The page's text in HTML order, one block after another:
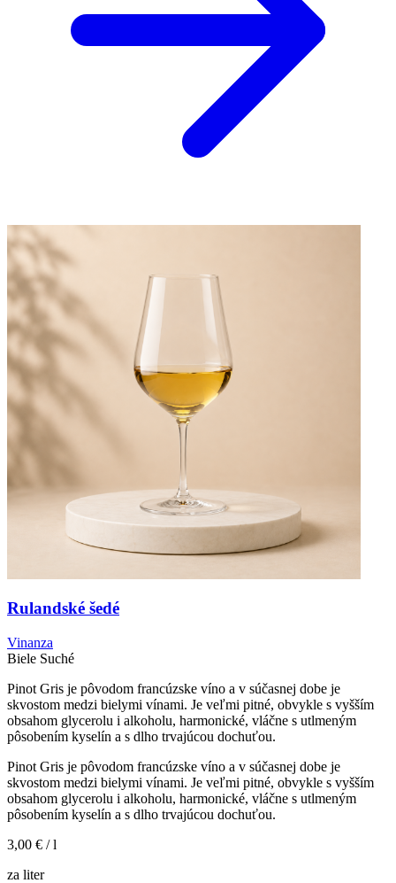
Rulandské šedé
Vinanza
Biele Suché
Pinot Gris je pôvodom francúzske víno a v súčasnej dobe je
skvostom medzi bielymi vínami. Je veľmi pitné, obvykle s vyšším
obsahom glycerolu i alkoholu, harmonické, vláčne s utlmeným
pôsobením kyselín a s dlho trvajúcou dochuťou.
Pinot Gris je pôvodom francúzske víno a v súčasnej dobe je
skvostom medzi bielymi vínami. Je veľmi pitné, obvykle s vyšším
obsahom glycerolu i alkoholu, harmonické, vláčne s utlmeným
pôsobením kyselín a s dlho trvajúcou dochuťou.
3,00 € / l
za liter